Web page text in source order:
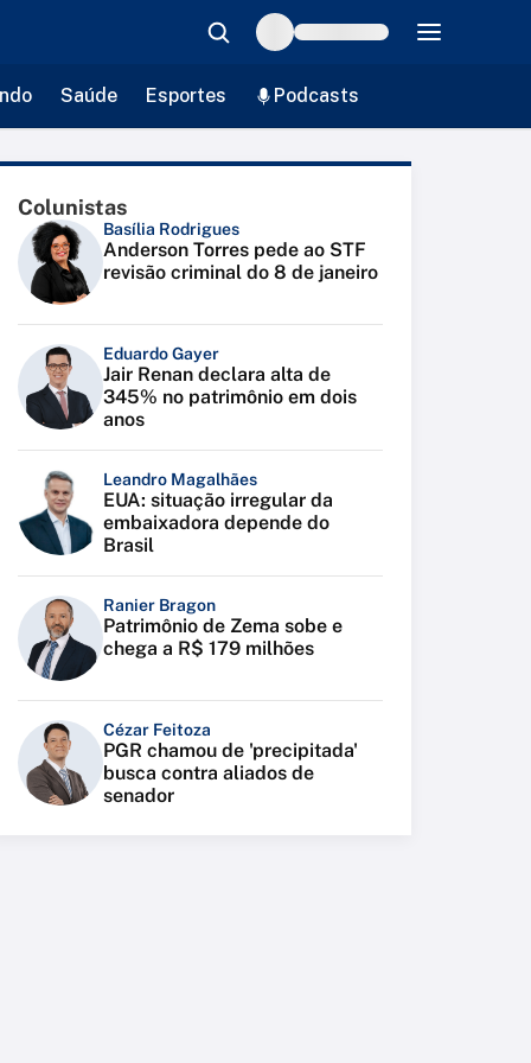
Saúde Esportes Podcasts
Colunistas
Basília Rodrigues
Anderson Torres pede ao STF
revisão criminal do 8 de janeiro
Eduardo Gayer
Jair Renan declara alta de
345% no patrimônio em dois
anos
Leandro Magalhães
EUA: situação irregular da
embaixadora depende do
Brasil
Ranier Bragon
Patrimônio de Zema sobe e
chega a R$ 179 milhões
Cézar Feitoza
PGR chamou de 'precipitada'
busca contra aliados de
senador